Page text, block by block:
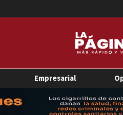
Empresarial